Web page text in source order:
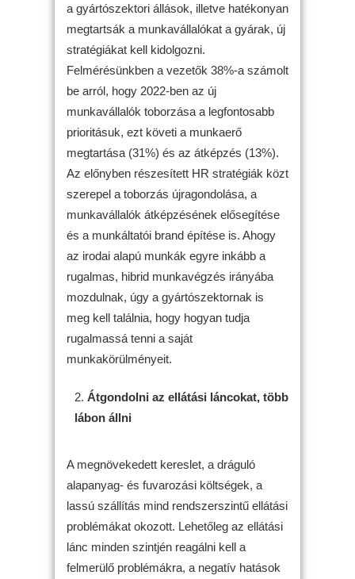
a gyártószektori állások, illetve hatékonyan
megtartsák a munkavállalókat a gyárak, új
stratégiákat kell kidolgozni.
Felmérésünkben a vezetők 38%-a számolt
be arról, hogy 2022-ben az új
munkavállalók toborzása a legfontosabb
prioritásuk, ezt követi a munkaerő
megtartása (31%) és az átképzés (13%).
Az előnyben részesített HR stratégiák közt
szerepel a toborzás újragondolása, a
munkavállalók átképzésének elősegítése
és a munkáltatói brand építése is. Ahogy
az irodai alapú munkák egyre inkább a
rugalmas, hibrid munkavégzés irányába
mozdulnak, úgy a gyártószektornak is
meg kell találnia, hogy hogyan tudja
rugalmassá tenni a saját
munkakörülményeit.
Átgondolni az ellátási láncokat, több
lábon állni
A megnövekedett kereslet, a dráguló
alapanyag- és fuvarozási költségek, a
lassú szállítás mind rendszerszintű ellátási
problémákat okozott. Lehetőleg az ellátási
lánc minden szintjén reagálni kell a
felmerülő problémákra, a negatív hatások